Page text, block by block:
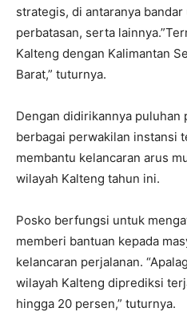
strategis, di antaranya
perbatasan, serta
Kalteng dengan Kalimantan
Barat,” tuturnya.
Dengan didirikannya puluhan
berbagai perwakilan instansi
membantu kelancaran arus
wilayah Kalteng tahun ini.
Posko berfungsi untuk
memberi bantuan kepada
kelancaran perjalanan.
wilayah Kalteng diprediksi
hingga 20 persen,” tuturnya.